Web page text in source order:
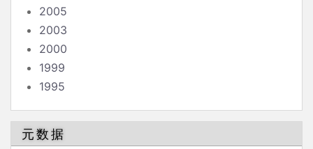
2005
2003
2000
1999
1995
元数据